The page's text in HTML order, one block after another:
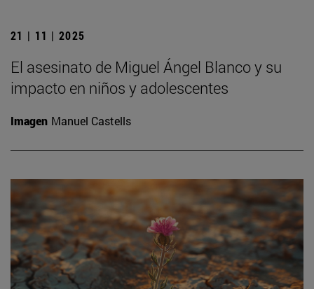
21 | 11 | 2025
El asesinato de Miguel Ángel Blanco y su
impacto en niños y adolescentes
Imagen Manuel Castells